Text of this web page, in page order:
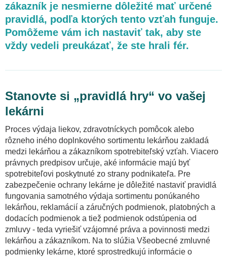
Podcasty
Články pre ambulancie
Hodnotenie spätnej väzby
Všeobecné zmluvné podmienky ambulancie
Informované súhlasy a dokumenty
Dokumenty pre lekárne
Právnik na telefóne pre ambulanciu
Právnik na telefóne pre lekáreň
zákazník je nesmierne dôležité mať určené
pravidlá, podľa ktorých tento vzťah funguje.
Pomôžeme vám ich nastaviť tak, aby ste
vždy vedeli preukázať, že ste hrali fér.
Stanovte si „pravidlá hry“ vo vašej
lekárni
Proces výdaja liekov, zdravotníckych pomôcok alebo
rôzneho iného doplnkového sortimentu lekárňou zakladá
medzi lekárňou a zákazníkom spotrebiteľský vzťah. Viacero
právnych predpisov určuje, aké informácie majú byť
spotrebiteľovi poskytnuté zo strany podnikateľa. Pre
zabezpečenie ochrany lekárne je dôležité nastaviť pravidlá
fungovania samotného výdaja sortimentu ponúkaného
lekárňou, reklamácií a záručných podmienok, platobných a
dodacích podmienok a tiež podmienok odstúpenia od
zmluvy - teda vyriešiť vzájomné práva a povinnosti medzi
lekárňou a zákazníkom. Na to slúžia Všeobecné zmluvné
podmienky lekárne, ktoré sprostredkujú informácie o